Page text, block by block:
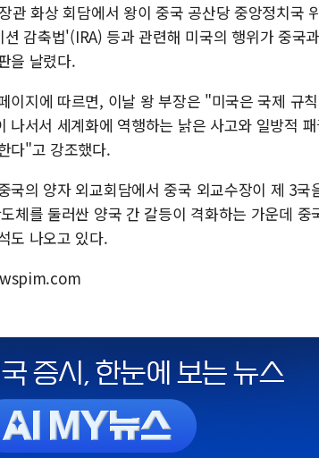
관 화상 회담에서 왕이 중국 공산당 중앙정치국
감축법'(IRA) 등과 관련해 미국의 행위가 중국
을 날렸다.
이지에 따르면, 이날 왕 부장은 "미국은 국제 규
나서서 세계화에 역행하는 낡은 사고와 일방적
다"고 강조했다.
국의 양자 외교회담에서 중국 외교수장이 제 3
체를 둘러싼 양국 간 갈등이 격화하는 가운데
도 나오고 있다.